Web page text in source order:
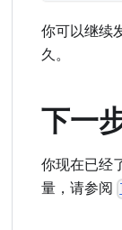
你可以继续
久。
下一
你现在已经
量，请参阅